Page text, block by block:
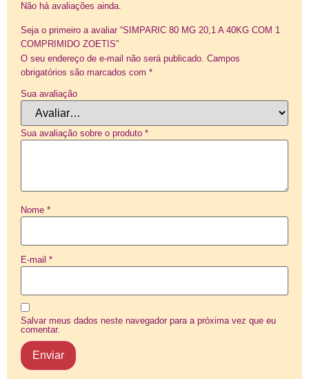
Não há avaliações ainda.
Seja o primeiro a avaliar “SIMPARIC 80 MG 20,1 A 40KG COM 1
COMPRIMIDO ZOETIS”
O seu endereço de e-mail não será publicado. Campos
obrigatórios são marcados com *
Sua avaliação
Sua avaliação sobre o produto *
Nome *
E-mail *
Salvar meus dados neste navegador para a próxima vez que eu
comentar.